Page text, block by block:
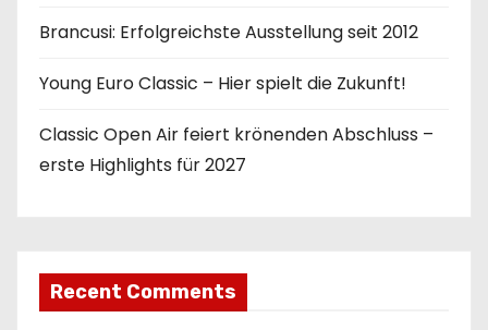
Brancusi: Erfolgreichste Ausstellung seit 2012
Young Euro Classic – Hier spielt die Zukunft!
Classic Open Air feiert krönenden Abschluss –
erste Highlights für 2027
Recent Comments